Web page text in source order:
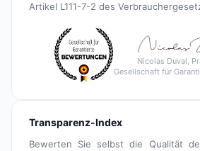
Artikel L111-7-2 des
Nicolas Duval,
Gesellschaft für
Transparenz-Index
Bewerten Sie selbst die Qualität